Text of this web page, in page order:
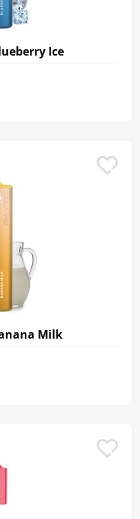
Ice
Milk